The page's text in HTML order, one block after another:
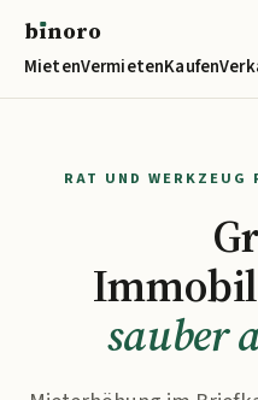
bınoro
MietenVermietenKaufen
RAT UND
sauber